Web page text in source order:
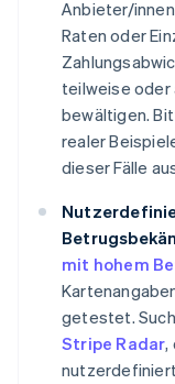
Anbieter/
Raten oder
teilweise oder
bewältigen.
realer
dieser Fälle
mit hohem
getestet.
Stripe Radar,